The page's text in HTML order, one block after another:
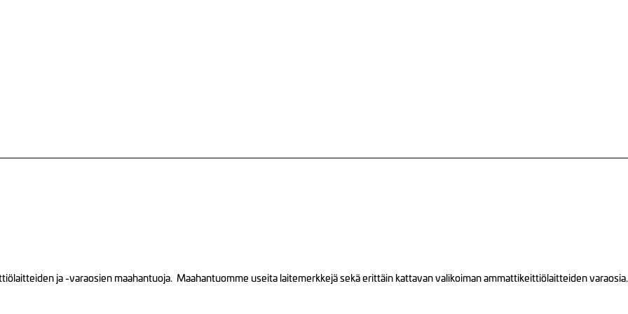
ja -varaosien maahantuoja. Maahantuomme useita laitemerkkejä sekä erittäin kattavan valikoiman ammattikeittiölaitteiden varaosia.